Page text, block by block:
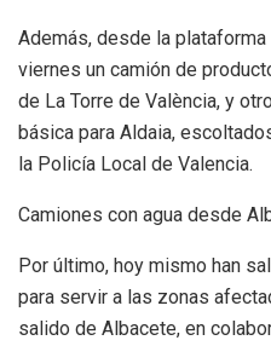
Además, desde la
viernes un camión de
de La Torre de València, y
básica para Aldaia,
la Policía Local de Valencia.
Camiones con agua desde
Por último, hoy mismo han
para servir a las zonas
salido de Albacete, en